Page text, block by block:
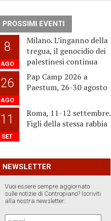
PROSSIMI EVENTI
8
AGO
Milano. L’inganno della
tregua, il genocidio dei
palestinesi continua
26
AGO
Pap Camp 2026 a
Paestum, 26-30 agosto
11
SET
Roma, 11-12 settembre.
Figli della stessa rabbia
NEWSLETTER
Vuoi essere sempre aggiornato
sulle notizie di Contropiano? Iscriviti
alla nostra newsletter: